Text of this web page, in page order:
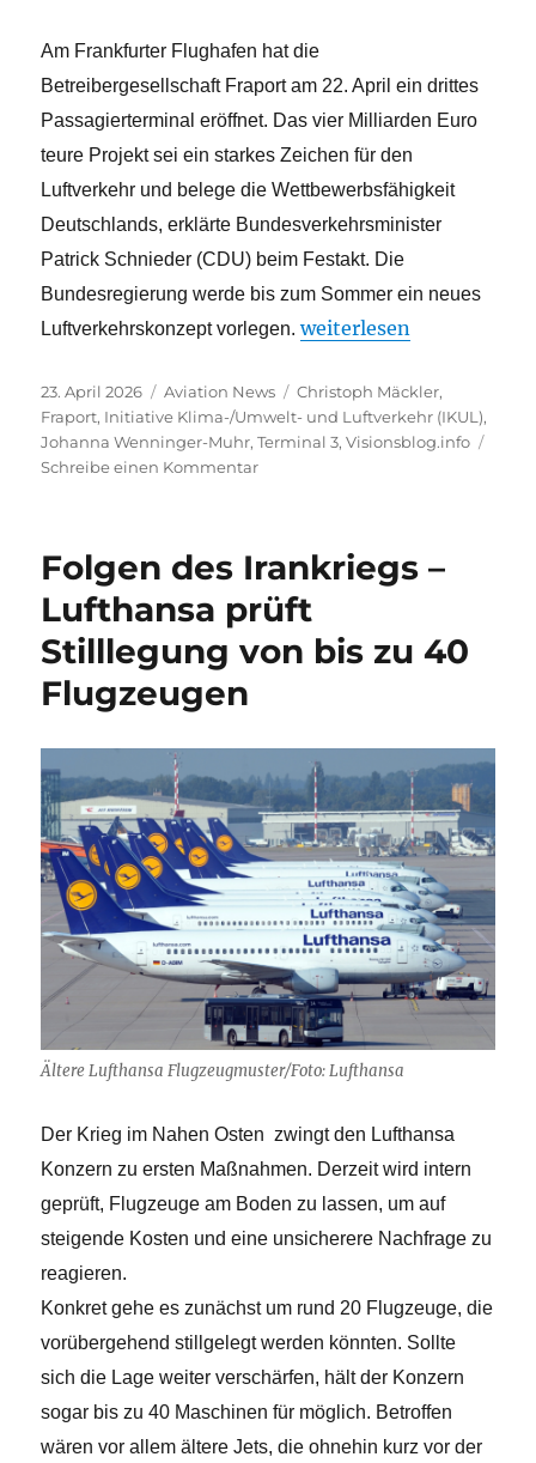
Am Frankfurter Flughafen hat die
Betreibergesellschaft Fraport am 22. April ein drittes
Passagierterminal eröffnet. Das vier Milliarden Euro
teure Projekt sei ein starkes Zeichen für den
Luftverkehr und belege die Wettbewerbsfähigkeit
Deutschlands, erklärte Bundesverkehrsminister
Patrick Schnieder (CDU) beim Festakt. Die
Bundesregierung werde bis zum Sommer ein neues
Luftverkehrskonzept vorlegen. „Frankfurter Flughafen
weiterlesen
Veröffentlicht
am
23. April 2026 Kategorien
Aviation News Schlagwörter
Christoph Mäckler,
Fraport, Initiative Klima-/Umwelt- und Luftverkehr (IKUL),
Johanna Wenninger-Muhr,Terminal 3,Visionsblog.info
Schreibe einen Kommentarzu
Terminal
eröffnet
Folgen des Irankriegs –
Lufthansa prüft
Stilllegung von bis zu 40
Flugzeugen
Ältere Lufthansa Flugzeugmuster/Foto: Lufthansa
Der Krieg im Nahen Osten zwingt den Lufthansa
Konzern zu ersten Maßnahmen. Derzeit wird intern
geprüft, Flugzeuge am Boden zu lassen, um auf
steigende Kosten und eine unsicherere Nachfrage zu
reagieren.
Konkret gehe es zunächst um rund 20 Flugzeuge, die
vorübergehend stillgelegt werden könnten. Sollte
sich die Lage weiter verschärfen, hält der Konzern
sogar bis zu 40 Maschinen für möglich. Betroffen
wären vor allem ältere Jets, die ohnehin kurz vor der